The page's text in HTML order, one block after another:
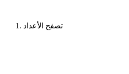
تصفح الأعداد